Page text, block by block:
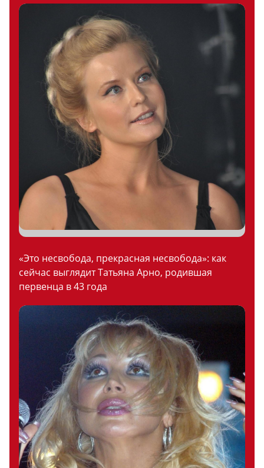
«Это несвобода, прекрасная несвобода»: как
сейчас выглядит Татьяна Арно, родившая
первенца в 43 года